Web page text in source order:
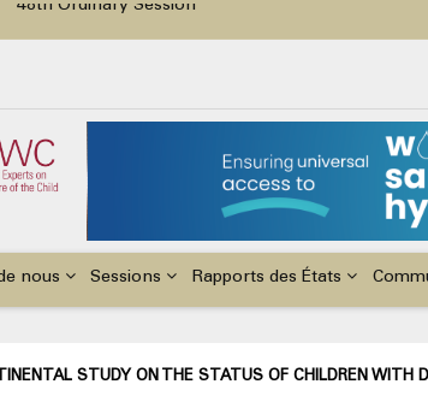
Advocacy Factsheet : Climate Change, El Niño, &
48th Ordinary Session
nous Sessions Rapports des États
STUDY ON THE STATUS OF CHILDREN WITH